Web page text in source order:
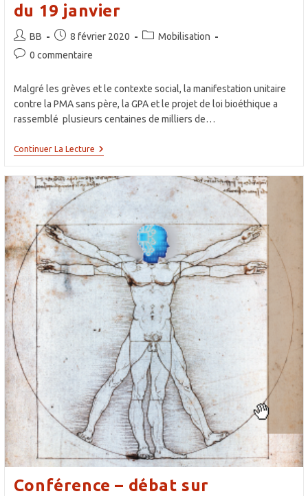
du 19 janvier
Auteur/autrice
de
BB
Publication
publiée :
8 février 2020
PostMobilisation
Commentaires
publication :
0 commentaire
Malgré les grèves et le contexte social, la manifestation unitaire
contre la PMA sans père, la GPA et le projet de loi bioéthique a
rassemblé plusieurs centaines de milliers de…
Continuer La LectureGrand
La
Manifestion
Janvier
Conférence – débat sur